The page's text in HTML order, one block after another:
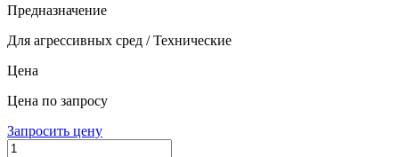
Предназначение
Для агрессивных сред / Технические
Цена
Цена по запросу
Запросить цену